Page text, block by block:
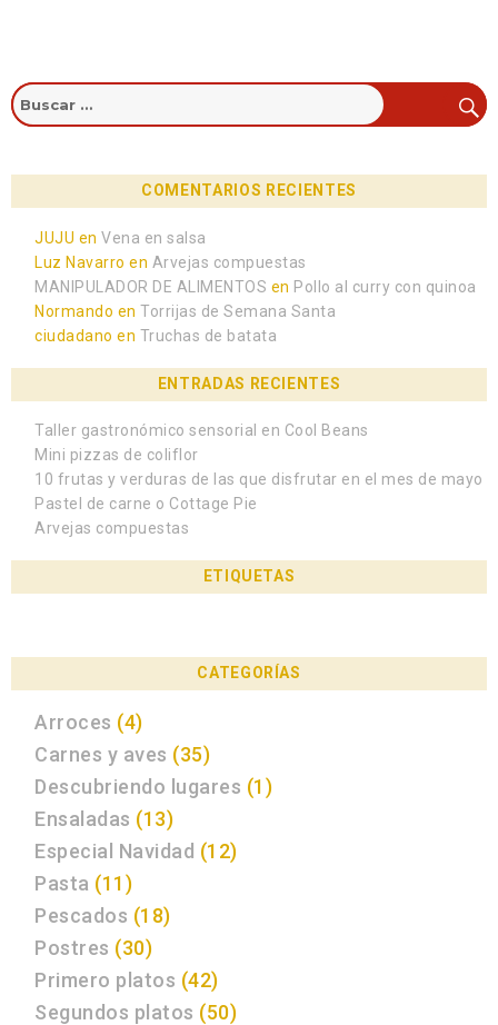
COMENTARIOS RECIENTES
JUJU enVena en salsa
Luz Navarro en Arvejas compuestas
MANIPULADOR DE ALIMENTOS en Pollo al curry con quinoa
Normando enTorrijas de Semana Santa
ciudadano en Truchas de batata
ENTRADAS RECIENTES
Taller gastronómico sensorial en Cool Beans
Mini pizzas de coliflor
10 frutas y verduras de las que disfrutar en el mes de mayo
Pastel de carne o Cottage Pie
Arvejas compuestas
ETIQUETAS
CATEGORÍAS
Arroces (4)
Carnes y aves (35)
Descubriendo lugares (1)
Ensaladas (13)
Especial Navidad (12)
Pasta (11)
Pescados (18)
Postres (30)
Primero platos (42)
Segundos platos (50)